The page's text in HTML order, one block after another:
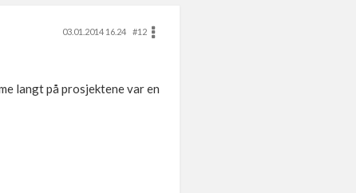
03.01.2014 16.24
#12
langt på prosjektene var en